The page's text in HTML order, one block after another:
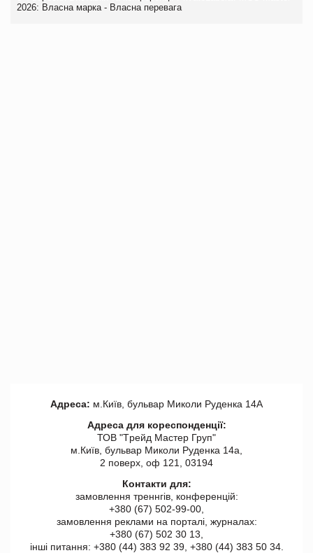
2026: Власна марка - Власна перевага
Адреса: м.Київ, бульвар Миколи Руденка 14А
Адреса для кореспонденції:
ТОВ "Tрейд Мастер Груп"
м.Київ, бульвар Миколи Руденка 14а,
2 поверх, оф 121, 03194
Контакти для:
замовлення треннгів, конференцій:
+380 (67) 502-99-00,
замовлення реклами на порталі, журналах:
+380 (67) 502 30 13,
інші питання: +380 (44) 383 92 39, +380 (44) 383 50 34.